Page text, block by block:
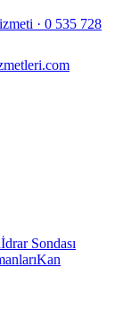
· 0 535 728
İdrar Sondası
Kan